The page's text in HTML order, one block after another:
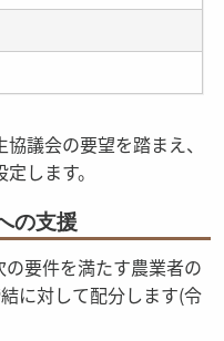
議会の要望を踏まえ、
します。
の支援
要件を満たす農業者の
に対して配分します(令